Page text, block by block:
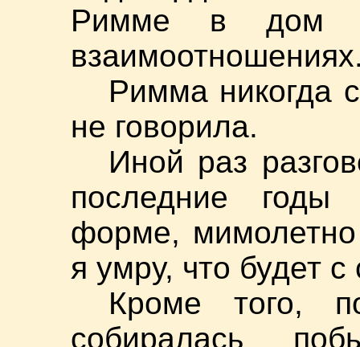
Римме в дом
Римма никогда
не говорила.
Иной раз
последние
форме, мимолетно
я умру, что будет
Кроме того,
собиралась